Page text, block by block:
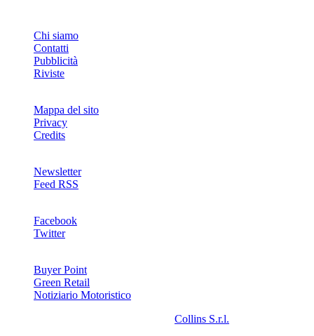
Chi siamo
Contatti
Pubblicità
Riviste
Mappa del sito
Privacy
Credits
Newsletter
Feed RSS
Facebook
Twitter
Buyer Point
Green Retail
Notiziario Motoristico
Collins S.r.l.